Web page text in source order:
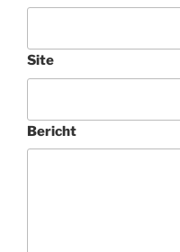
Site
Bericht